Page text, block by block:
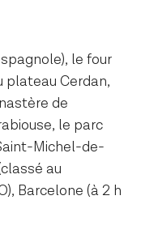
le four
plateau Cerdan,
de
le parc
Michel-de-
au
Barcelone (à 2 h